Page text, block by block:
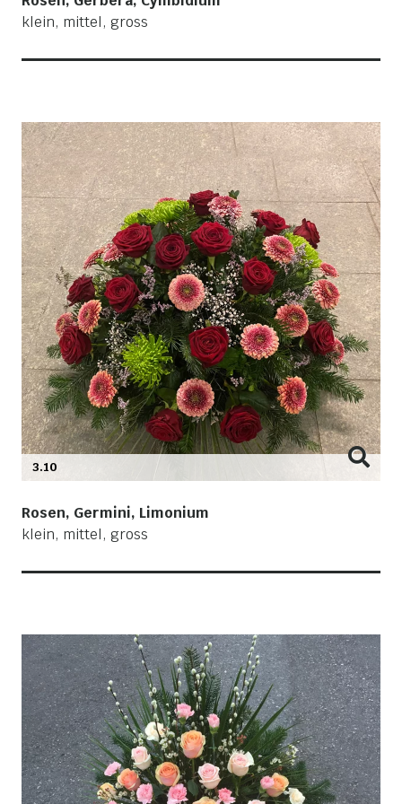
klein, mittel, gross
3.10
Rosen, Germini, Limonium
klein, mittel, gross